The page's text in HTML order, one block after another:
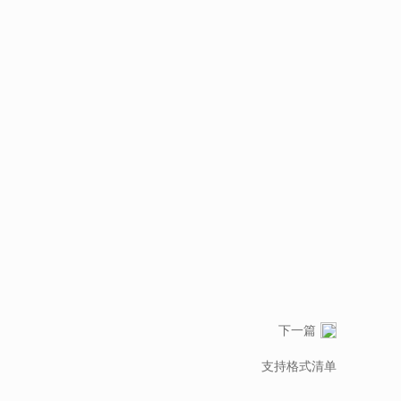
下一篇
支持格式清单